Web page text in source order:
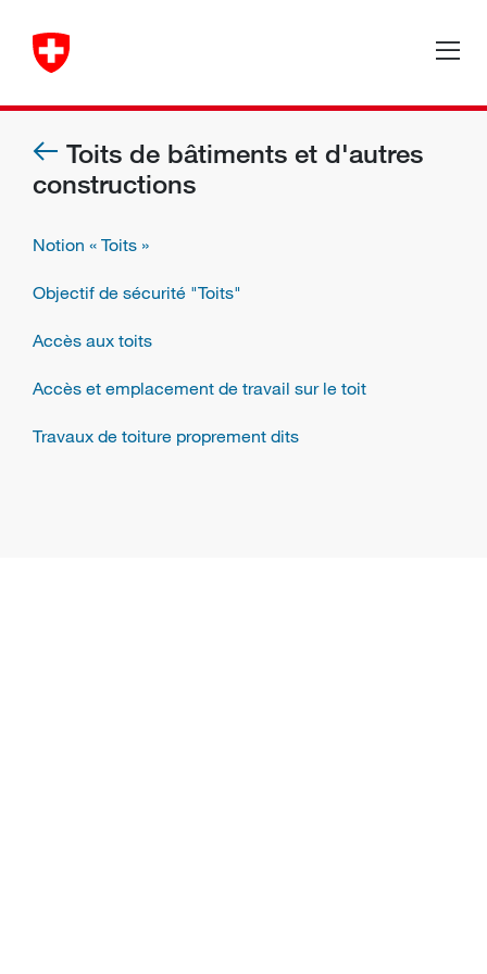
Toits de bâtiments et d'autres
constructions
Notion « Toits »
Objectif de sécurité "Toits"
Accès aux toits
Accès et emplacement de travail sur le toit
Travaux de toiture proprement dits